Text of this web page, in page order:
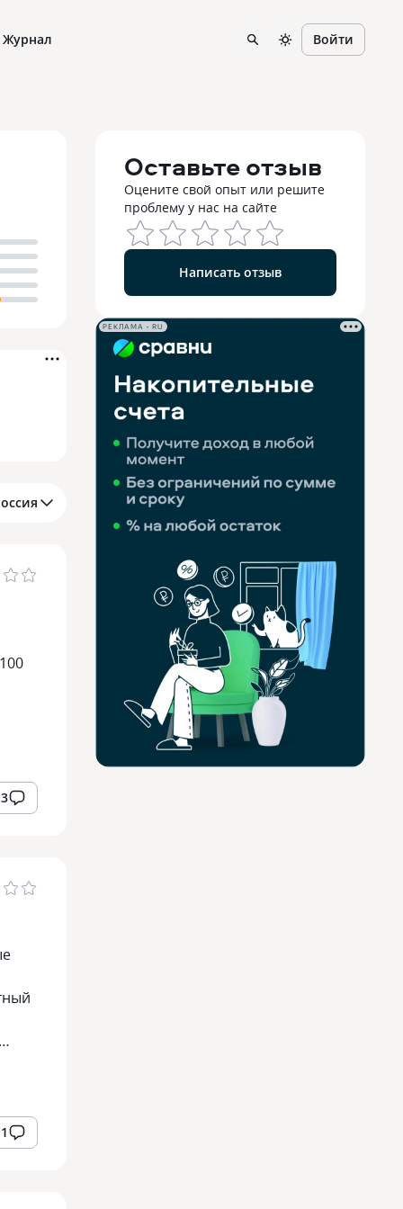
Журнал Войти
3
1
Оставьте отзыв
Оцените свой опыт или решите
проблему у нас на сайте
Написать отзыв
РЕКЛАМА • RU